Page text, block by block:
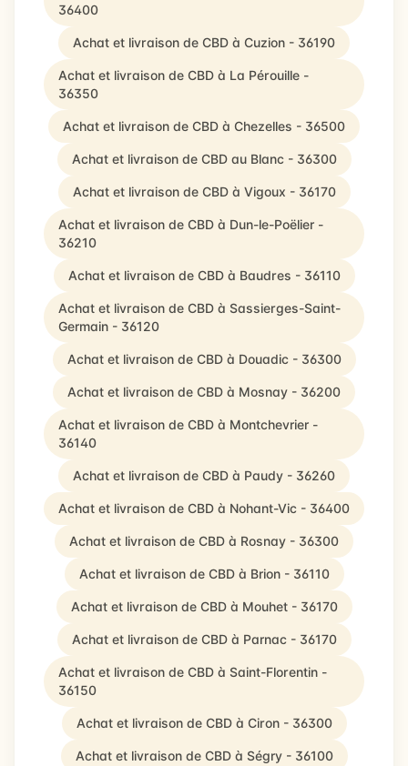
36400
Achat et livraison de CBD à Cuzion - 36190
Achat et livraison de CBD à La Pérouille -
36350
Achat et livraison de CBD à Chezelles - 36500
Achat et livraison de CBD au Blanc - 36300
Achat et livraison de CBD à Vigoux - 36170
Achat et livraison de CBD à Dun-le-Poëlier -
36210
Achat et livraison de CBD à Baudres - 36110
Achat et livraison de CBD à Sassierges-Saint-
Germain - 36120
Achat et livraison de CBD à Douadic - 36300
Achat et livraison de CBD à Mosnay - 36200
Achat et livraison de CBD à Montchevrier -
36140
Achat et livraison de CBD à Paudy - 36260
Achat et livraison de CBD à Nohant-Vic - 36400
Achat et livraison de CBD à Rosnay - 36300
Achat et livraison de CBD à Brion - 36110
Achat et livraison de CBD à Mouhet - 36170
Achat et livraison de CBD à Parnac - 36170
Achat et livraison de CBD à Saint-Florentin -
36150
Achat et livraison de CBD à Ciron - 36300
Achat et livraison de CBD à Ségry - 36100